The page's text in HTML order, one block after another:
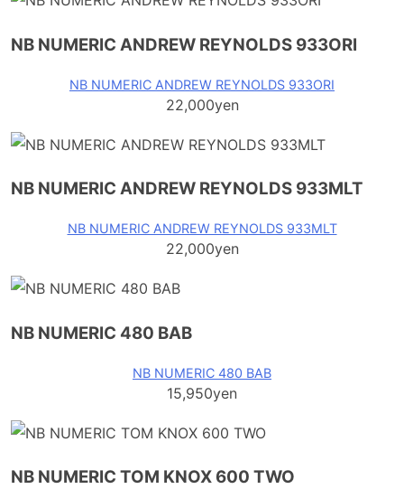
NB NUMERIC ANDREW REYNOLDS 933ORI
NB NUMERIC ANDREW REYNOLDS 933ORI
22,000yen
NB NUMERIC ANDREW REYNOLDS 933MLT
NB NUMERIC ANDREW REYNOLDS 933MLT
22,000yen
NB NUMERIC 480 BAB
NB NUMERIC 480 BAB
15,950yen
NB NUMERIC TOM KNOX 600 TWO